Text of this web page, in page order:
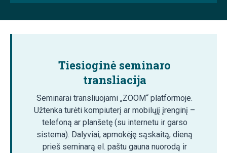
Tiesioginė seminaro
transliacija
Seminarai transliuojami „ZOOM“ platformoje.
Užtenka turėti kompiuterį ar mobilųjį įrenginį –
telefoną ar planšetę (su internetu ir garso
sistema). Dalyviai, apmokėję sąskaitą, dieną
prieš seminarą el. paštu gauna nuorodą ir